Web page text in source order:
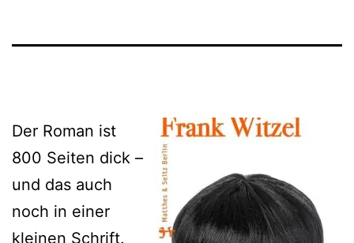
Der Roman ist
800 Seiten dick –
und das auch
noch in einer
kleinen Schrift.